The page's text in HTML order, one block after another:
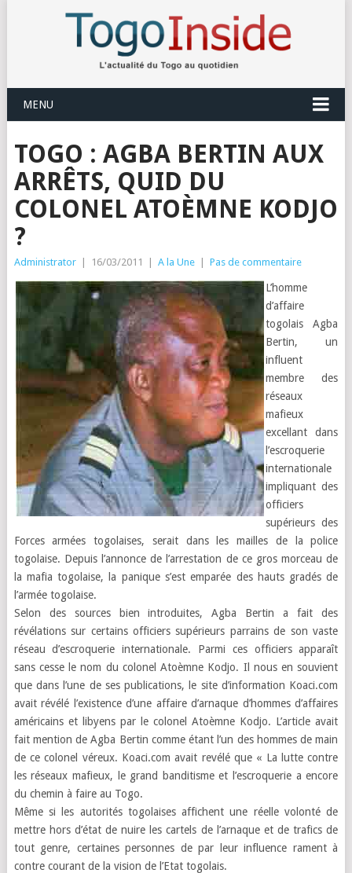
MENU
TOGO : AGBA BERTIN AUX
ARRÊTS, QUID DU
COLONEL ATOÈMNE KODJO
?
Administrator 16/03/2011 A la Une Pas de commentaire
L’homme
d’affaire
togolais Agba
Bertin, un
influent
membre des
réseaux
mafieux
excellant dans
l’escroquerie
internationale
impliquant des
officiers
supérieurs des
Forces armées togolaises, serait dans les mailles de la police
togolaise. Depuis l’annonce de l’arrestation de ce gros morceau de
la mafia togolaise, la panique s’est emparée des hauts gradés de
l’armée togolaise.
Selon des sources bien introduites, Agba Bertin a fait des
révélations sur certains officiers supérieurs parrains de son vaste
réseau d’escroquerie internationale. Parmi ces officiers apparaît
sans cesse le nom du colonel Atoèmne Kodjo. Il nous en souvient
que dans l’une de ses publications, le site d’information Koaci.com
avait révélé l’existence d’une affaire d’arnaque d’hommes d’affaires
américains et libyens par le colonel Atoèmne Kodjo. L’article avait
fait mention de Agba Bertin comme étant l’un des hommes de main
de ce colonel véreux. Koaci.com avait revélé que « La lutte contre
les réseaux mafieux, le grand banditisme et l’escroquerie a encore
du chemin à faire au Togo.
Même si les autorités togolaises affichent une réelle volonté de
mettre hors d’état de nuire les cartels de l’arnaque et de trafics de
tout genre, certaines personnes de par leur influence rament à
contre courant de la vision de l’Etat togolais.